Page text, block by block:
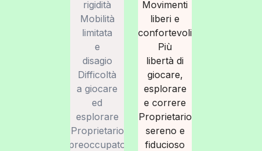
rigidità
Mobilità
limitata
e
disagio
Difficoltà
a giocare
ed
esplorare
Proprietario
preoccupato
Movimenti
liberi e
confortevoli
Più
libertà di
giocare,
esplorare
e correre
Proprietario
sereno e
fiducioso